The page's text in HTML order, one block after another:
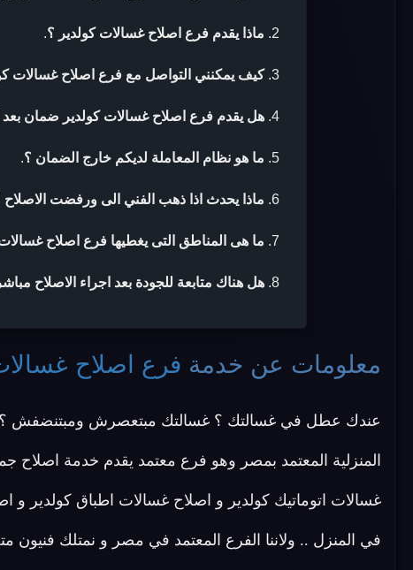
ماذا يقدم فرع اصلاح غسالات كولدير ؟.
كيف يمكنني التواصل مع فرع اصلاح غسالات
هل يقدم فرع اصلاح غسالات كولدير ضمان بعد
ما هو نظام المعاملة لديكم خارج الضمان ؟.
ماذا يحدث اذا ذهب الفني الى ورفضت الاصلاح
ما هى المناطق التى يغطيها فرع اصلاح
هل هناك متابعة للجودة بعد اجراء الاصلاح
معلومات عن خدمة فرع اصلاح
عندك عطل في غسالتك ؟ غسالتك مبتعصرش ومبتنضفش ؟
المنزلية المعتمد بمصر وهو فرع معتمد يقدم خدمة اصلاح
غسالات اتوماتيك كولدير و اصلاح غسالات اطباق كولدير و
في المنزل .. ولاننا الفرع المعتمد في مصر و نمتلك